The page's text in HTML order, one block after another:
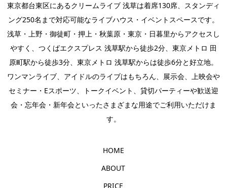
東京都台東区にあるクリームライブ 浅草は着席130席、スタンディ
ング250名まで対応可能なライブハウス・イベントスペースです。
浅草・上野・御徒町・押上・秋葉原・東京・日暮里からアクセスし
やすく、つくばエクスプレス 浅草駅から徒歩2分、東京メトロ 田
原町駅から徒歩3分、東京メトロ 浅草駅からは徒歩6分と好立地。
ワンマンライブ、 アイドルのライブはもちろん、 展示会、上映会や
セミナー・ Eスポーツ、 トークイベント 、 貸切パーティーや歓送迎
会・忘年会・新年会といったさまざまな用途でご利用いただけま
す。
HOME
ABOUT
PRICE